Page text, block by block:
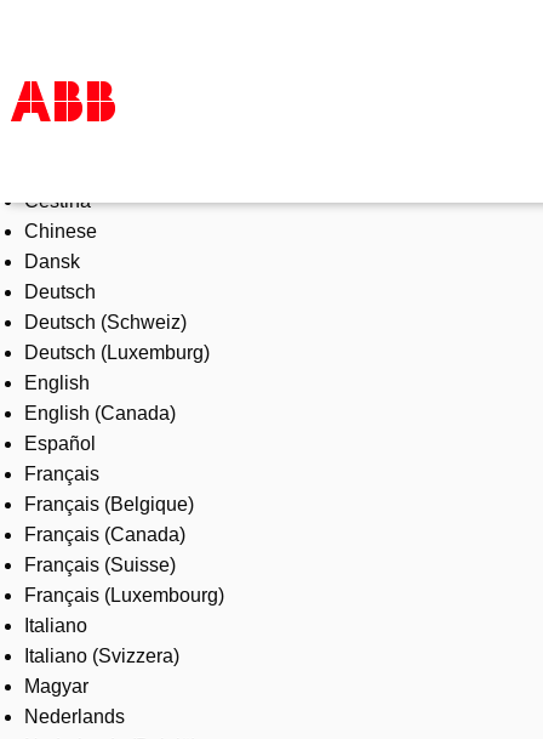
Products & Solutions
Industries
Services
About us
Where to buy
Contact us
Careers
Čeština
Chinese
Dansk
Deutsch
Deutsch (Schweiz)
Deutsch (Luxemburg)
English
English (Canada)
Español
Français
Français (Belgique)
Français (Canada)
Français (Suisse)
Français (Luxembourg)
Italiano
Italiano (Svizzera)
Magyar
Nederlands